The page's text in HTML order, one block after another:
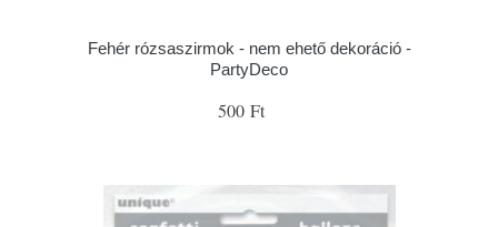
Fehér rózsaszirmok - nem ehető dekoráció -
PartyDeco
500 Ft